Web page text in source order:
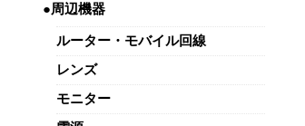
●周辺機器
ルーター・モバイル回線
レンズ
モニター